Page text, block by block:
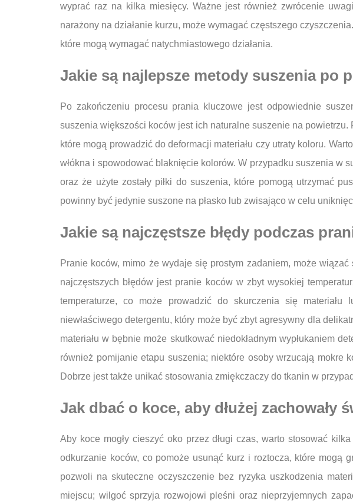
wyprać raz na kilka miesięcy. Ważne jest również zwrócenie
narażony na działanie kurzu, może wymagać częstszego
które mogą wymagać natychmiastowego działania.
Jakie są najlepsze metody suszenia po
Po zakończeniu procesu prania kluczowe jest odpowiednie
suszenia większości koców jest ich naturalne suszenie na
które mogą prowadzić do deformacji materiału czy utraty koloru.
włókna i spowodować blaknięcie kolorów. W przypadku suszenia w
oraz że użyte zostały piłki do suszenia, które pomogą utrzymać
powinny być jedynie suszone na płasko lub zwisająco w celu
Jakie są najczęstsze błędy podczas
Pranie koców, mimo że wydaje się prostym zadaniem, może
najczęstszych błędów jest pranie koców w zbyt wysokiej
temperaturze, co może prowadzić do skurczenia się materiału
niewłaściwego detergentu, który może być zbyt agresywny dla
materiału w bębnie może skutkować niedokładnym wypłukaniem
również pomijanie etapu suszenia; niektóre osoby wrzucają mokre
Dobrze jest także unikać stosowania zmiękczaczy do tkanin w
Jak dbać o koce, aby dłużej zachowały
Aby koce mogły cieszyć oko przez długi czas, warto stosować
odkurzanie koców, co pomoże usunąć kurz i roztocza, które mogą
pozwoli na skuteczne oczyszczenie bez ryzyka uszkodzenia
miejscu; wilgoć sprzyja rozwojowi pleśni oraz nieprzyjemnych